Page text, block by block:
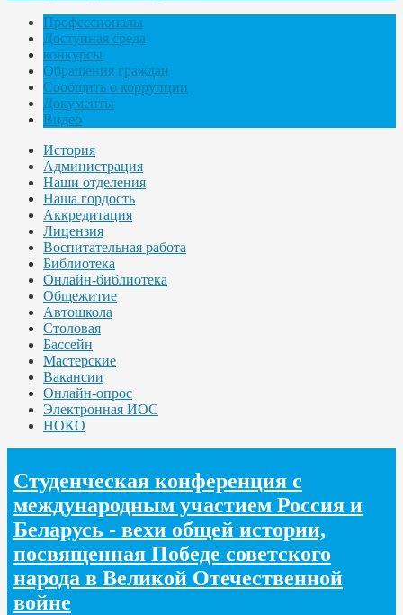
Профессионалы
Доступная среда
конкурсы
Обращения граждан
Сообщить о коррупции
Документы
Видео
История
Администрация
Наши отделения
Наша гордость
Аккредитация
Лицензия
Воспитательная работа
Библиотека
Онлайн-библиотека
Общежитие
Автошкола
Столовая
Бассейн
Мастерские
Вакансии
Онлайн-опрос
Электронная ИОС
НОКО
Студенческая конференция с
международным участием Россия и
Беларусь - вехи общей истории,
посвященная Победе советского
народа в Великой Отечественной
войне